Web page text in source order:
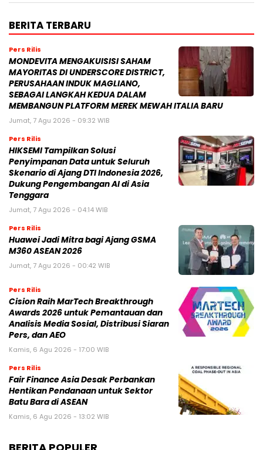
BERITA TERBARU
Pers Rilis
MONDEVITA MENGAKUISISI SAHAM
MAYORITAS DI UNDERSCORE DISTRICT,
PERUSAHAAN INDUK MAGLIANO,
SEBAGAI LANGKAH KEDUA DALAM
MEMBANGUN PLATFORM MEREK MEWAH ITALIA BARU
Jumat, 7 Agu 2026 - 09:32 WIB
Pers Rilis
HIKSEMI Tampilkan Solusi
Penyimpanan Data untuk Seluruh
Skenario di Ajang DTI Indonesia 2026,
Dukung Pengembangan AI di Asia
Tenggara
Jumat, 7 Agu 2026 - 04:14 WIB
Pers Rilis
Huawei Jadi Mitra bagi Ajang GSMA
M360 ASEAN 2026
Jumat, 7 Agu 2026 - 00:42 WIB
Pers Rilis
Cision Raih MarTech Breakthrough
Awards 2026 untuk Pemantauan dan
Analisis Media Sosial, Distribusi Siaran
Pers, dan AEO
Kamis, 6 Agu 2026 - 17:00 WIB
Pers Rilis
Fair Finance Asia Desak Perbankan
Hentikan Pendanaan untuk Sektor
Batu Bara di ASEAN
Kamis, 6 Agu 2026 - 13:02 WIB